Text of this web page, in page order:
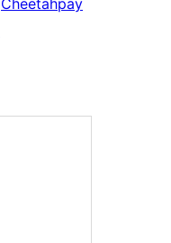
Cheetahpay